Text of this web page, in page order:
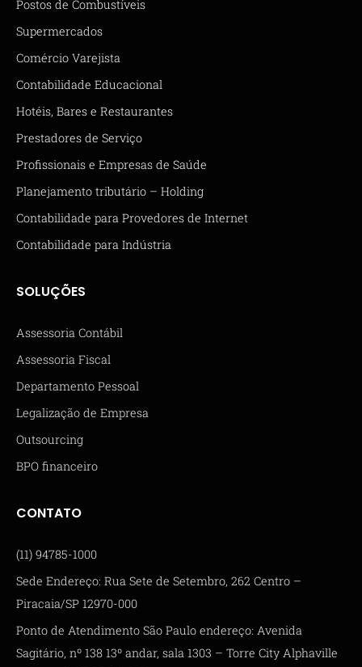
Postos de Combustíveis
Supermercados
Comércio Varejista
Contabilidade Educacional
Hotéis, Bares e Restaurantes
Prestadores de Serviço
Profissionais e Empresas de Saúde
Planejamento tributário – Holding
Contabilidade para Provedores de Internet
Contabilidade para Indústria
SOLUÇÕES
Assessoria Contábil
Assessoria Fiscal
Departamento Pessoal
Legalização de Empresa
Outsourcing
BPO financeiro
CONTATO
(11) 94785-1000
Sede Endereço: Rua Sete de Setembro, 262 Centro –
Piracaia/SP 12970-000
Ponto de Atendimento São Paulo endereço: Avenida
Sagitário, nº 138 13º andar, sala 1303 – Torre City Alphaville